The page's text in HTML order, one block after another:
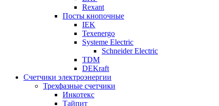
Rexant
Посты кнопочные
IEK
Texenergo
Systeme Electric
Schneider Electric
TDM
DEKraft
Счетчики электроэнергии
Трехфазные счетчики
Инкотекс
Тайпит